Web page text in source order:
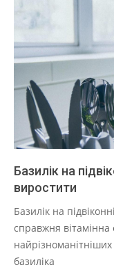
Базилік на
виростити
Базилік на
справжня
базиліка